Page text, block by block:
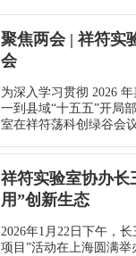
聚焦两会 | 祥符实
会
为深入学习贯彻 2026
一到县域“十五五”开局
室在祥符荡科创绿谷会
祥符实验室协办长
用”创新生态
2026年1月22日下午，
项目”活动在上海圆满举